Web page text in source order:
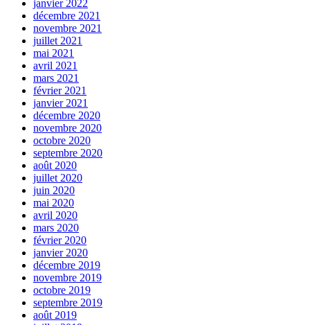
janvier 2022
décembre 2021
novembre 2021
juillet 2021
mai 2021
avril 2021
mars 2021
février 2021
janvier 2021
décembre 2020
novembre 2020
octobre 2020
septembre 2020
août 2020
juillet 2020
juin 2020
mai 2020
avril 2020
mars 2020
février 2020
janvier 2020
décembre 2019
novembre 2019
octobre 2019
septembre 2019
août 2019